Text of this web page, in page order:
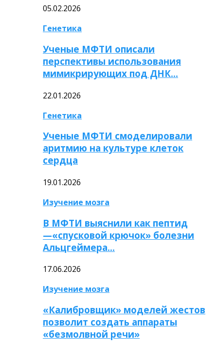
05.02.2026
Генетика
Ученые МФТИ описали
перспективы использования
мимикрирующих под ДНК…
22.01.2026
Генетика
Ученые МФТИ смоделировали
аритмию на культуре клеток
сердца
19.01.2026
Изучение мозга
В МФТИ выяснили как пептид
—«спусковой крючок» болезни
Альцгеймера…
17.06.2026
Изучение мозга
«Калибровщик» моделей жестов
позволит создать аппараты
«безмолвной речи»